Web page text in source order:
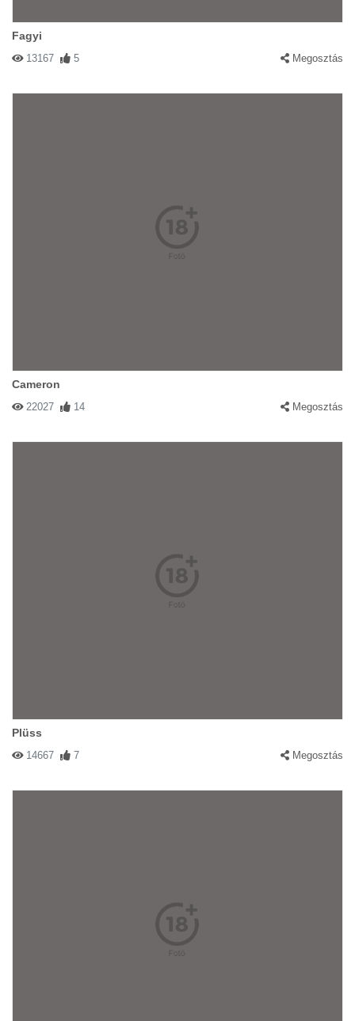
Fagyi
13167 5 Megosztás
Cameron
22027 14 Megosztás
Plüss
14667 7 Megosztás